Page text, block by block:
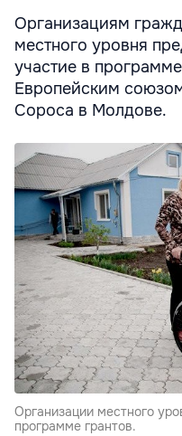
Организациям
местного уровня
участие в
Европейским
Сороса в Молдове.
Организации местного
программе грантов.